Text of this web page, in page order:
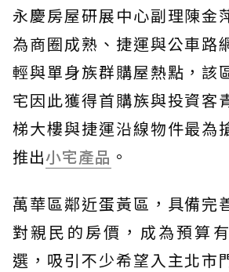
永慶房屋研展中心副理陳金
為商圈成熟、捷運與公車路
輕與單身族群購屋熱點，該
宅因此獲得首購族與投資客
梯大樓與捷運沿線物件最為
推出小宅產品 。
萬華區鄰近蛋黃區，具備完
對親民的房價，成為預算
選，吸引不少希望入主北市